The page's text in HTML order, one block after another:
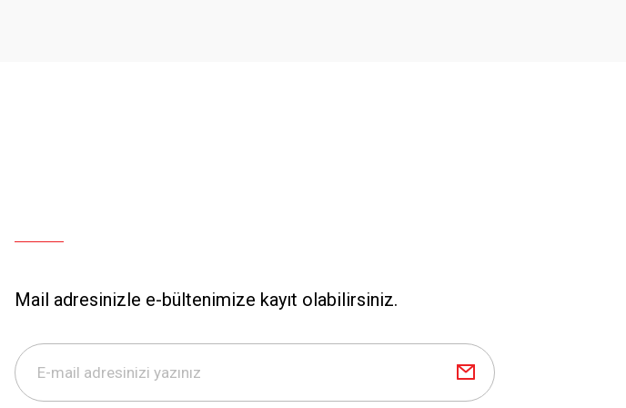
Mail adresinizle e-bültenimize kayıt olabilirsiniz.